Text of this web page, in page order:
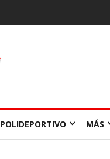
POLIDEPORTIVO MÁS